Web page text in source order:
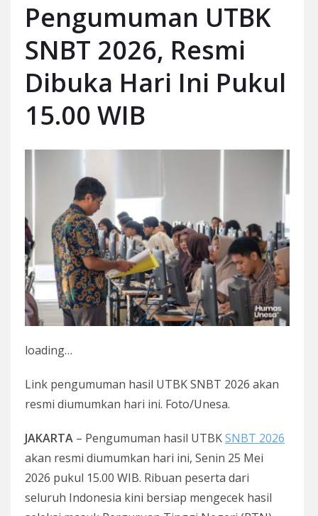
Pengumuman UTBK
SNBT 2026, Resmi
Dibuka Hari Ini Pukul
15.00 WIB
loading…
Link pengumuman hasil UTBK SNBT 2026 akan
resmi diumumkan hari ini. Foto/Unesa.
JAKARTA – Pengumuman hasil UTBKSNBT 2026
akan resmi diumumkan hari ini, Senin 25 Mei
2026 pukul 15.00 WIB. Ribuan peserta dari
seluruh Indonesia kini bersiap mengecek hasil